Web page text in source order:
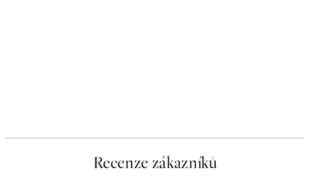
Recenze zákazníků